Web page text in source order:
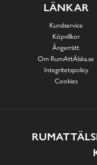
LÄNKAR
Kundservice
Köpvillkor
Ångerrätt
Om RumAttÄlska.se
Integritetspolicy
Cookies